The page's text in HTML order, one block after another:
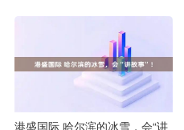
港盛国际 哈尔滨的冰雪，会“讲